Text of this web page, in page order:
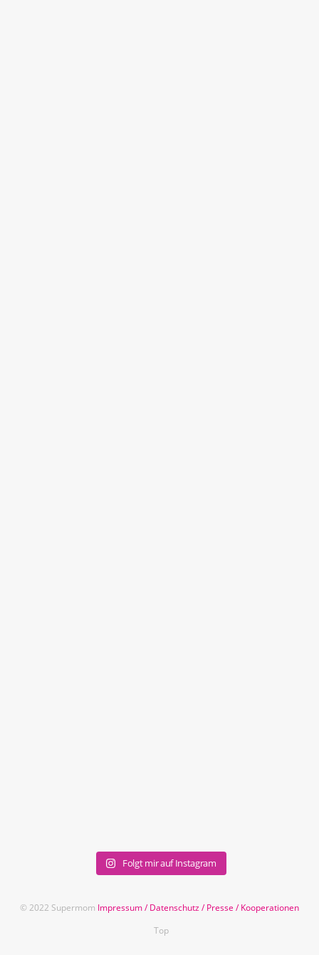
Folgt mir auf Instagram
© 2022 Supermom Impressum/Datenschutz/Presse /Kooperationen
Top